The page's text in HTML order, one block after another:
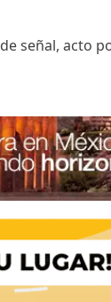
señal, acto